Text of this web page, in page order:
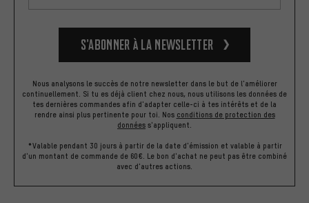
S’abonner à la newsletter
Nous analysons le succès de notre newsletter dans le but de l'améliorer
continuellement. Si tu es déjà client chez nous, nous utilisons les données de
tes dernières commandes afin d'adapter celle-ci à tes intérêts et de la
rendre ainsi plus pertinente pour toi. Nos conditions de protection des
données s'appliquent.
*Valable pendant 30 jours à partir de la date d'émission et valable à partir
d'un montant de commande de 60€. Le bon d'achat ne peut pas être combiné
avec d'autres actions.